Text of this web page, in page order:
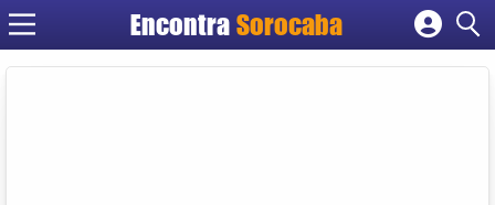
EncontraSorocaba
Cadastrar empresa